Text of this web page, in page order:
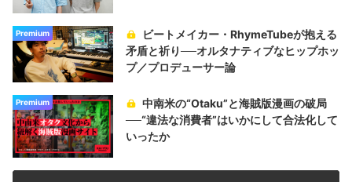
Premium
ビートメイカー・RhymeTubeが抱える
矛盾と祈り──オルタナティブなヒップホッ
プ／プロデューサー論
Premium
中南米の“Otaku”と海賊版漫画の破局
──“違法な消費者”はいかにして合法化して
いったか